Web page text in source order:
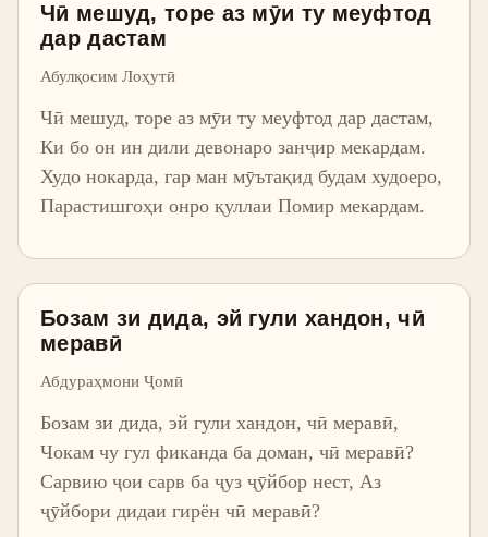
Чӣ мешуд, торе аз мӯи ту меуфтод
дар дастам
Абулқосим Лоҳутӣ
Чӣ мешуд, торе аз мӯи ту меуфтод дар дастам,
Ки бо он ин дили девонаро занҷир мекардам.
Худо нокарда, гар ман мӯътақид будам худоеро,
Парастишгоҳи онро қуллаи Помир мекардам.
Бозам зи дида, эй гули хандон, чӣ
меравӣ
Абдураҳмони Ҷомӣ
Бозам зи дида, эй гули хандон, чӣ меравӣ,
Чокам чу гул фиканда ба доман, чӣ меравӣ?
Сарвию ҷои сарв ба ҷуз ҷӯйбор нест, Аз
ҷӯйбори дидаи гирён чӣ меравӣ?